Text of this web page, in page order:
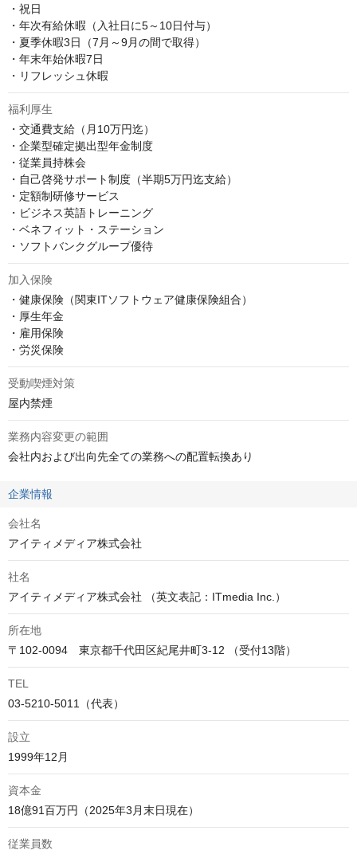
・祝日
・年次有給休暇（入社日に5～10日付与）
・夏季休暇3日（7月～9月の間で取得）
・年末年始休暇7日
・リフレッシュ休暇
福利厚生
・交通費支給（月10万円迄）
・企業型確定拠出型年金制度
・従業員持株会
・自己啓発サポート制度（半期5万円迄支給）
・定額制研修サービス
・ビジネス英語トレーニング
・ベネフィット・ステーション
・ソフトバンクグループ優待
加入保険
・健康保険（関東ITソフトウェア健康保険組合）
・厚生年金
・雇用保険
・労災保険
受動喫煙対策
屋内禁煙
業務内容変更の範囲
会社内および出向先全ての業務への配置転換あり
企業情報
会社名
アイティメディア株式会社
社名
アイティメディア株式会社 （英文表記：ITmedia Inc.）
所在地
〒102-0094　東京都千代田区紀尾井町3-12 （受付13階）
TEL
03-5210-5011（代表）
設立
1999年12月
資本金
18億91百万円（2025年3月末日現在）
従業員数